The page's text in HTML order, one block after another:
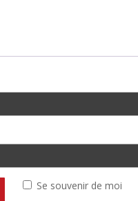
Se souvenir de moi